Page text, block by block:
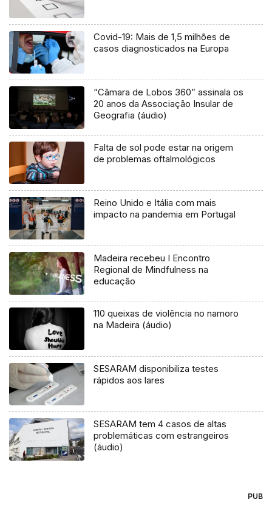
Covid-19: Mais de 1,5 milhões de
casos diagnosticados na Europa
“Câmara de Lobos 360” assinala os
20 anos da Associação Insular de
Geografia (áudio)
Falta de sol pode estar na origem
de problemas oftalmológicos
Reino Unido e Itália com mais
impacto na pandemia em Portugal
Madeira recebeu I Encontro
Regional de Mindfulness na
educação
110 queixas de violência no namoro
na Madeira (áudio)
SESARAM disponibiliza testes
rápidos aos lares
SESARAM tem 4 casos de altas
problemáticas com estrangeiros
(áudio)
PUB